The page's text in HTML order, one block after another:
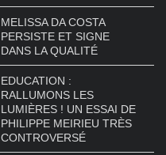
MELISSA DA COSTA
PERSISTE ET SIGNE
DANS LA QUALITÉ
EDUCATION :
RALLUMONS LES
LUMIÈRES ! UN ESSAI DE
PHILIPPE MEIRIEU TRÈS
CONTROVERSÉ